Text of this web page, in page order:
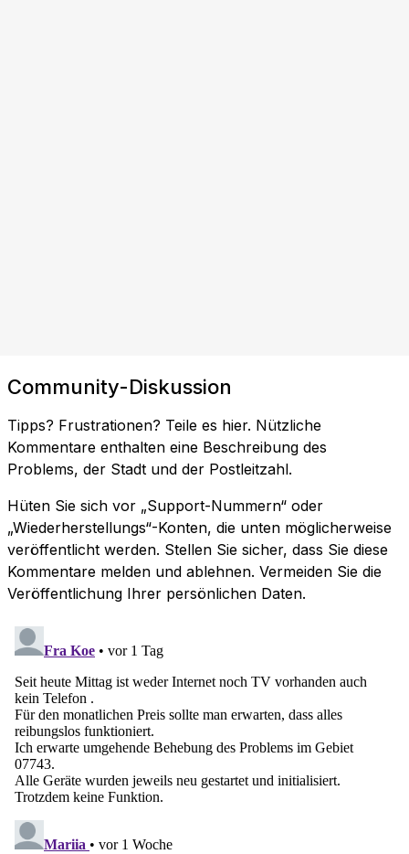
Community-Diskussion
Tipps? Frustrationen? Teile es hier. Nützliche
Kommentare enthalten eine Beschreibung des
Problems, der Stadt und der Postleitzahl.
Hüten Sie sich vor „Support-Nummern“ oder
„Wiederherstellungs“-Konten, die unten möglicherweise
veröffentlicht werden. Stellen Sie sicher, dass Sie diese
Kommentare melden und ablehnen. Vermeiden Sie die
Veröffentlichung Ihrer persönlichen Daten.